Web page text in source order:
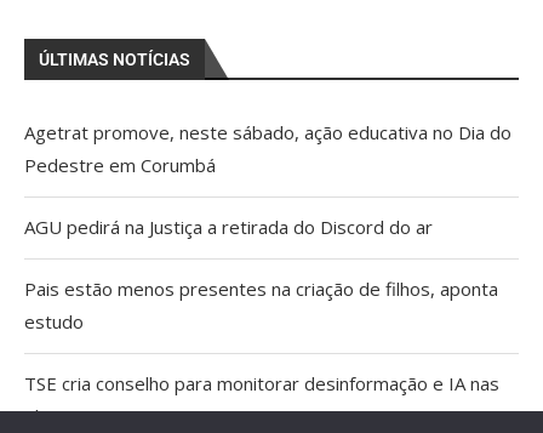
ÚLTIMAS NOTÍCIAS
Agetrat promove, neste sábado, ação educativa no Dia do
Pedestre em Corumbá
AGU pedirá na Justiça a retirada do Discord do ar
Pais estão menos presentes na criação de filhos, aponta
estudo
TSE cria conselho para monitorar desinformação e IA nas
eleições